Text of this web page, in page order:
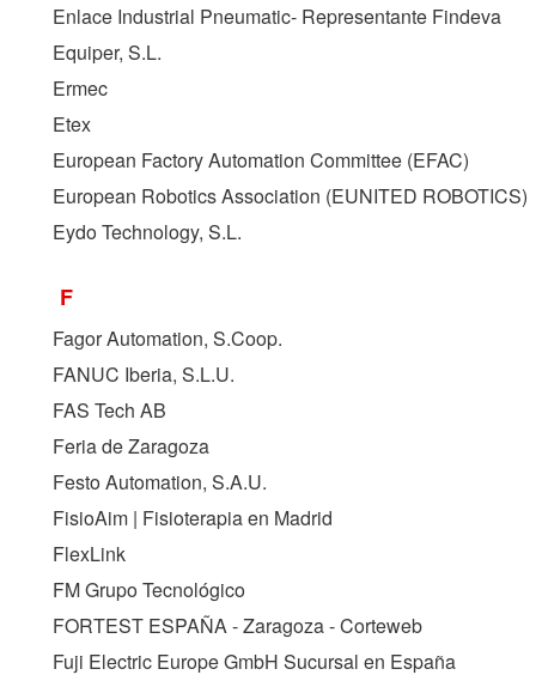
Enlace Industrial Pneumatic- Representante Findeva
Equiper, S.L.
Ermec
Etex
European Factory Automation Committee (EFAC)
European Robotics Association (EUNITED ROBOTICS)
Eydo Technology, S.L.
F
Fagor Automation, S.Coop.
FANUC Iberia, S.L.U.
FAS Tech AB
Feria de Zaragoza
Festo Automation, S.A.U.
FisioAim | Fisioterapia en Madrid
FlexLink
FM Grupo Tecnológico
FORTEST ESPAÑA - Zaragoza - Corteweb
Fuji Electric Europe GmbH Sucursal en España